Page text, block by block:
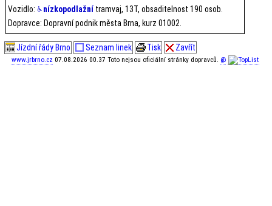
Vozidlo: nízkopodlažnítramvaj, 13T, obsaditelnost 190 osob.
Dopravce: Dopravní podnik města Brna, kurz 01002.
Jízdní řády Brno Seznam linek Tisk Zavřít
www.jrbrno.cz 07.08.2026 00.37 Toto nejsou oficiální stránky dopravců. @